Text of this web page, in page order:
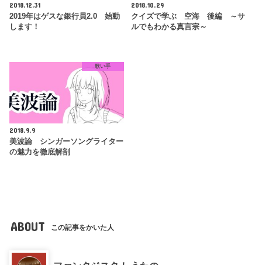
2018.12.31
2019年はゲスな銀行員2.0 始動
します！
2018.10.29
クイズで学ぶ 空海 後編 ～サ
ルでもわかる真言宗～
歌い手
2018.9.9
美波論 シンガーソングライター
の魅力を徹底解剖
ABOUT この記事をかいた人